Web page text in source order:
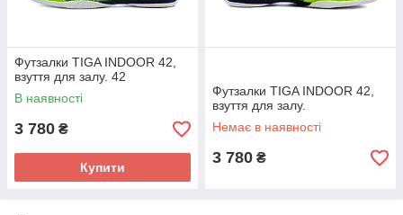
Футзалки TIGA INDOOR 42,
взуття для залу. 42
В наявності
3 780 ₴
Купити
Футзалки TIGA INDOOR 42,
взуття для залу.
Немає в наявності
3 780 ₴